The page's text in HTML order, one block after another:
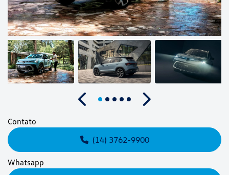
Anterior
Próximo
Contato
(14) 3762-9900
Whatsapp